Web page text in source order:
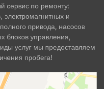
сервис по ремонту:
электромагнитных и
привода, насосов
блоков управления,
услуг мы предоставляем
пробега!